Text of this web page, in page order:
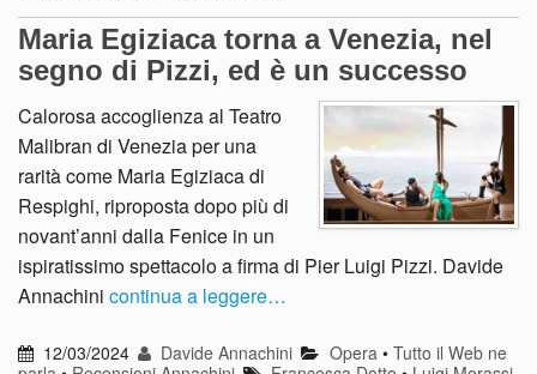
Maria Egiziaca torna a Venezia, nel
segno di Pizzi, ed è un successo
Calorosa accoglienza al Teatro
Malibran di Venezia per una
rarità come Maria Egiziaca di
Respighi, riproposta dopo più di
novant’anni dalla Fenice in un
ispiratissimo spettacolo a firma di Pier Luigi Pizzi. Davide
Annachini continua a leggere…
12/03/2024 Davide Annachini Opera • Tutto il Web ne